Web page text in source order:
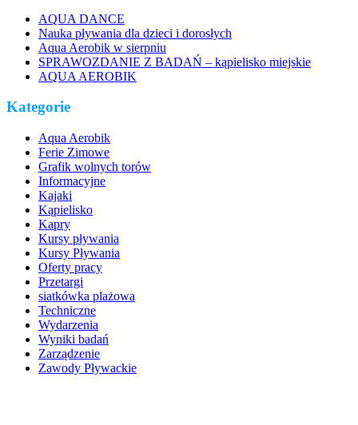
AQUA DANCE
Nauka pływania dla dzieci i dorosłych
Aqua Aerobik w sierpniu
SPRAWOZDANIE Z BADAŃ – kąpielisko miejskie
AQUA AEROBIK
Kategorie
Aqua Aerobik
Ferie Zimowe
Grafik wolnych torów
Informacyjne
Kajaki
Kąpielisko
Kapry
Kursy pływania
Kursy Pływania
Oferty pracy
Przetargi
siatkówka plażowa
Techniczne
Wydarzenia
Wyniki badań
Zarządzenie
Zawody Pływackie